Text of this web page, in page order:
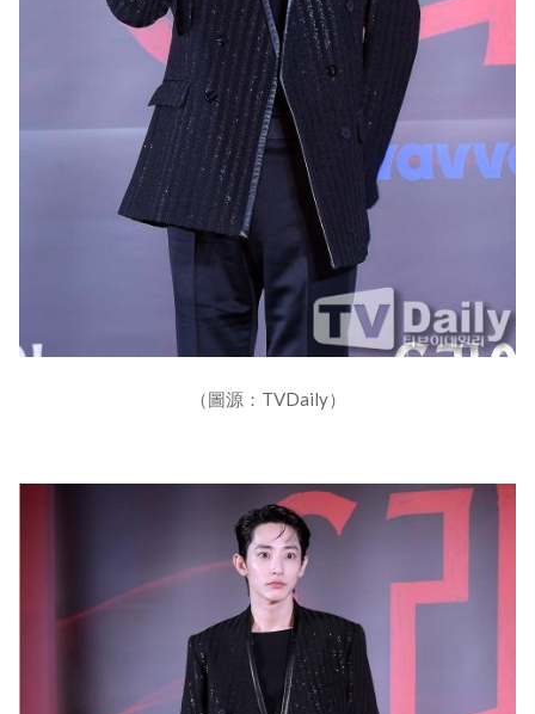
（圖源：TVDaily）